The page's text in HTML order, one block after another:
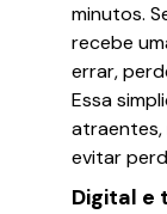
minutos.
recebe
errar,
Essa
atraentes,
evitar
Digital e